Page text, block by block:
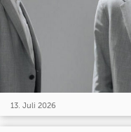
13. Juli 2026